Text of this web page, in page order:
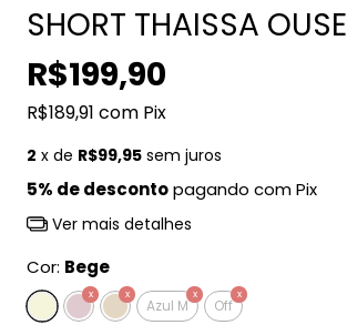
SHORT THAISSA OUSE
R$199,90
R$189,91 com Pix
2 x de R$99,95 sem juros
5% de descontopagando com Pix
Ver mais detalhes
Cor: Bege
Azul M Off